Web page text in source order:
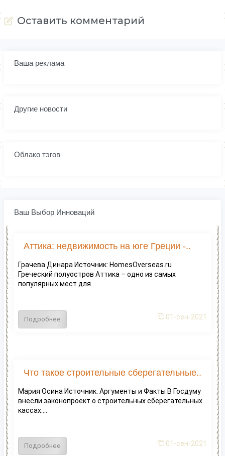
Оставить комментарий
Ваша реклама
Другие новости
Облако тэгов
Ваш Выбор Инноваций
Аттика: недвижимость на юге Греции -..
Грачева Динара Источник: HomesOverseas.ru
Греческий полуостров Аттика – одно из самых
популярных мест для...
Подробнее 01-сен-2021
Что такое строительные сберегательные..
Мария Осина Источник: Аргументы и Факты В Госдуму
внесли законопроект о строительных сберегательных
кассах....
Подробнее 01-сен-2021